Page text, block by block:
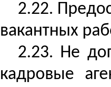
2.22.
вакантных
2.23. Не
кадровые